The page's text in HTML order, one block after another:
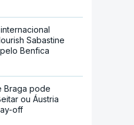
Sabastine
Benfica
Braga pode
ou Áustria
off